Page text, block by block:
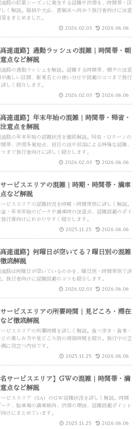
道路の紅葉シーズンに発生する混雑や渋滞を、時間帯・区
しく解説。箱根や大山、香嵐渓へ向かう旅行者向けに注意
をまとめました。
2026.02.03 2026.06.06
高速道路】通勤ラッシュの混雑｜時間帯・朝
点など解説
道路の通勤ラッシュを解説。混雑する時間帯、朝夕の注意
が激しい区間、新東名との使い分けや回避のコツまで旅行
しく紹介します。
2026.02.03 2026.06.06
高速道路】年末年始の混雑｜時間帯・帰省・
意点を解説
道路の年末年始の混雑状況を徹底解説。帰省・Uターンの
間帯、渋滞多発地点、初日の出や初詣による特殊な混雑、
ツまで旅行者向けに詳しく紹介します。
2026.02.03 2026.06.06
ービスエリアの混雑｜時期・時間帯・満車
など解説
ビスエリアの混雑状況を時期・時間帯別に詳しく解説。
・年末年始のピークや満車時の注意点、混雑回避のポイ
旅行客向けにわかりやすく紹介します。
2025.11.25 2026.06.06
高速道路】何曜日が空いてる？曜日別の混雑
底解説
道路は何曜日が空いているのかを、曜日別・時間帯別で詳
。旅行者向けに混雑回避のコツも紹介します。
2026.02.03 2026.06.06
ービスエリアの所要時間｜見どころ・滞在
ど徹底解説
ビスエリアの所要時間を詳しく解説。食べ歩き・食事・
どの楽しみ方や見どころ別の滞在時間を紹介。旅行中の立
に役立つ内容です。
2025.11.25 2026.06.06
名サービスエリア】GWの混雑｜時間帯・満
点など解説
ービスエリア（SA）のGW混雑状況を詳しく解説。時間
ク、駐車場の満車傾向、渋滞の理由、混雑回避ポイント
向けにまとめています。
2025.11.25 2026.06.06